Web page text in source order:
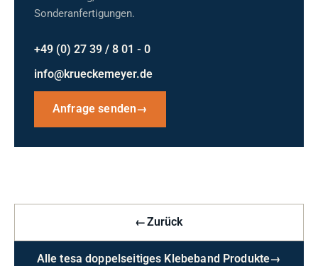
Sonderanfertigungen.
+49 (0) 27 39 / 8 01 - 0
info@krueckemeyer.de
Anfrage senden→
←Zurück
Alle tesa doppelseitiges Klebeband Produkte→